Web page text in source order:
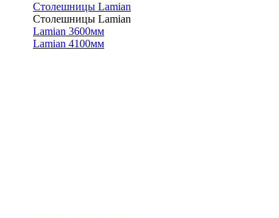
Столешницы Lamian
Столешницы Lamian
Lamian 3600мм
Lamian 4100мм